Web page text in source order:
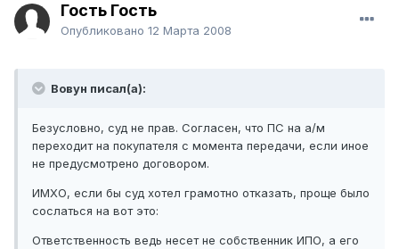
Гость Гость
Опубликовано 12 Марта 2008
Вовун писал(а):
Безусловно, суд не прав. Согласен, что ПС на а/м
переходит на покупателя с момента передачи, если иное
не предусмотрено договором.
ИМХО, если бы суд хотел грамотно отказать, проще было
сослаться на вот это:
Ответственность ведь несет не собственник ИПО, а его